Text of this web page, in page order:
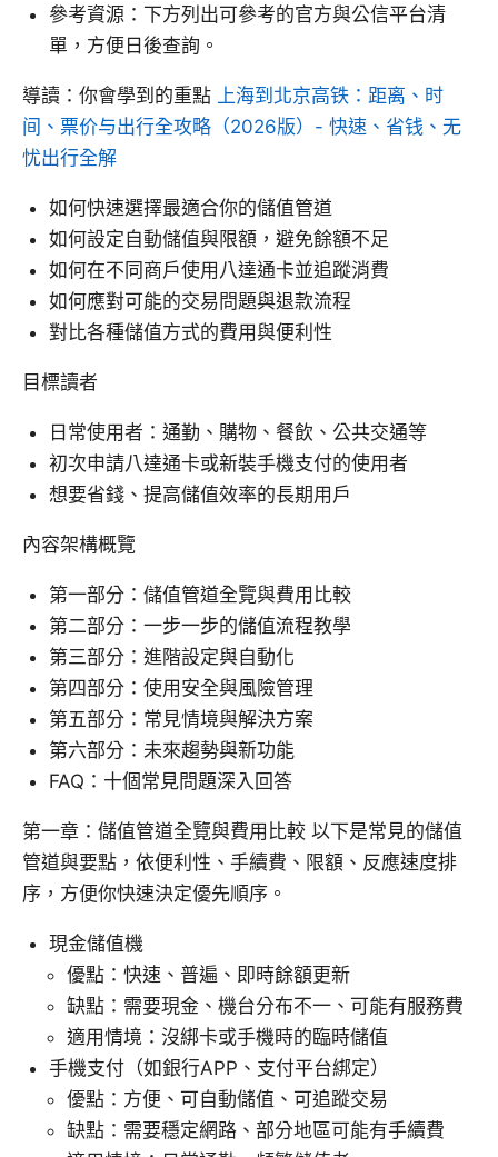
參考資源：下方列出可參考的官方與公信平台清
單，方便日後查詢。
導讀：你會學到的重點 上海到北京高铁：距离、时
间、票价与出行全攻略（2026版）- 快速、省钱、无
忧出行全解
如何快速選擇最適合你的儲值管道
如何設定自動儲值與限額，避免餘額不足
如何在不同商戶使用八達通卡並追蹤消費
如何應對可能的交易問題與退款流程
對比各種儲值方式的費用與便利性
目標讀者
日常使用者：通勤、購物、餐飲、公共交通等
初次申請八達通卡或新裝手機支付的使用者
想要省錢、提高儲值效率的長期用戶
內容架構概覽
第一部分：儲值管道全覽與費用比較
第二部分：一步一步的儲值流程教學
第三部分：進階設定與自動化
第四部分：使用安全與風險管理
第五部分：常見情境與解決方案
第六部分：未來趨勢與新功能
FAQ：十個常見問題深入回答
第一章：儲值管道全覽與費用比較 以下是常見的儲值
管道與要點，依便利性、手續費、限額、反應速度排
序，方便你快速決定優先順序。
現金儲值機
優點：快速、普遍、即時餘額更新
缺點：需要現金、機台分布不一、可能有服務費
適用情境：沒綁卡或手機時的臨時儲值
手機支付（如銀行APP、支付平台綁定）
優點：方便、可自動儲值、可追蹤交易
缺點：需要穩定網路、部分地區可能有手續費